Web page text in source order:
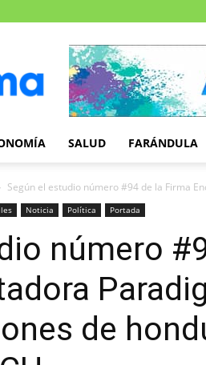
SALUD FARÁNDULA
Según el estudio número #94 de la Firma
Noticia Política Portada
número
de